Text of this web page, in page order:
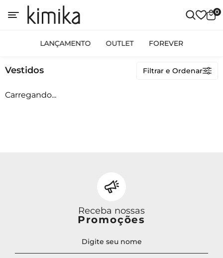
0
LANÇAMENTO OUTLET FOREVER
Filtrar e Ordenar
Categorias
OUTLET
A - Z Z - A
Menor Preço
Maior Preço
Mais Vendidos Mais Acessados
Vestidos
Carregando...
Receba nossas
Promoções